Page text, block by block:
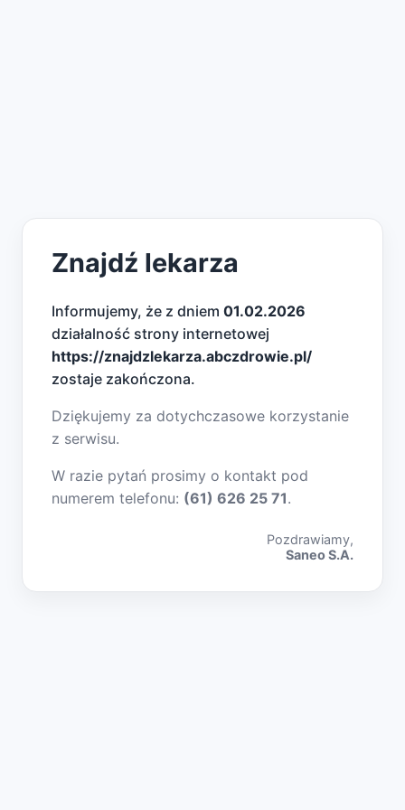
Znajdź lekarza
Informujemy, że z dniem 01.02.2026
działalność strony internetowej
https://znajdzlekarza.abczdrowie.pl/
zostaje zakończona.
Dziękujemy za dotychczasowe korzystanie
z serwisu.
W razie pytań prosimy o kontakt pod
numerem telefonu: (61) 626 25 71.
Pozdrawiamy,
Saneo S.A.